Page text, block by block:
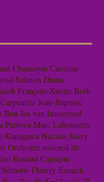
Chamayou Caroline
Salmon Diana
François-Xavier Roth
Jean-Baptiste
Bou Jos van Immerseel
Petrova Marc Labonnette
Kanagawa Nicolas Stavy
Orchestre national de
Renaud Capuçon
Thierry Escaich